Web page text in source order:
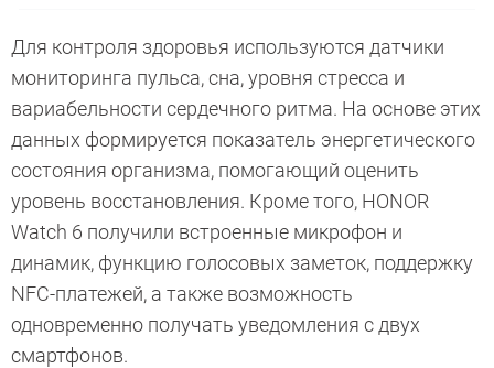
Для контроля здоровья используются датчики
мониторинга пульса, сна, уровня стресса и
вариабельности сердечного ритма. На основе этих
данных формируется показатель энергетического
состояния организма, помогающий оценить
уровень восстановления. Кроме того, HONOR
Watch 6 получили встроенные микрофон и
динамик, функцию голосовых заметок, поддержку
NFC-платежей, а также возможность
одновременно получать уведомления с двух
смартфонов.